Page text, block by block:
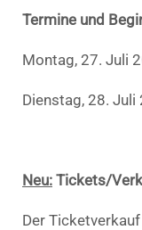
Termine und
Montag, 27. Juli
Dienstag, 28.
Neu: Tickets/
Der